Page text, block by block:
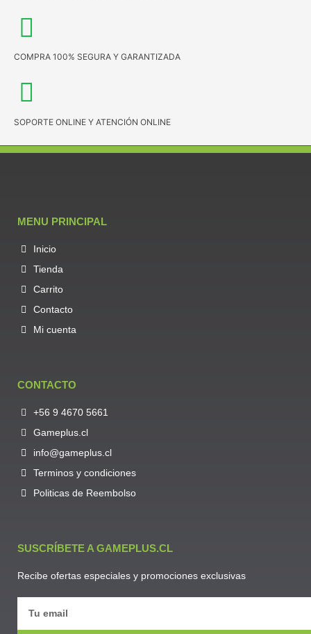
COMPRA 100% SEGURA Y GARANTIZADA
SOPORTE ONLINE Y ATENCIÓN ONLINE
MENU PRINCIPAL
Inicio
Tienda
Carrito
Contacto
Mi cuenta
CONTACTO
+56 9 4670 5661
Gameplus.cl
info@gameplus.cl
Terminos y condiciones
Politicas de Reembolso
SUSCRÍBETE A GAMEPLUS.CL
Recibe ofertas especiales y promociones exclusivas